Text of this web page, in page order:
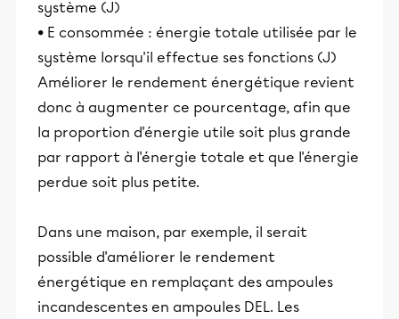
système (J)
• E consommée : énergie totale utilisée par le
système lorsqu'il effectue ses fonctions (J)
Améliorer le rendement énergétique revient
donc à augmenter ce pourcentage, afin que
la proportion d'énergie utile soit plus grande
par rapport à l'énergie totale et que l'énergie
perdue soit plus petite.
Dans une maison, par exemple, il serait
possible d'améliorer le rendement
énergétique en remplaçant des ampoules
incandescentes en ampoules DEL. Les